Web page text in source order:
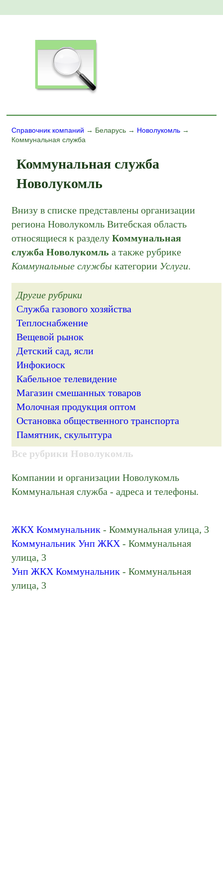
Справочник компаний → Беларусь → Новолукомль →
Коммунальная служба
Коммунальная служба
Новолукомль
Внизу в списке представлены организации
региона Новолукомль Витебская область
относящиеся к разделуКоммунальная
служба Новолукомль а также рубрике
Коммунальные службы категории Услуги.
Другие рубрики
Служба газового хозяйства
Теплоснабжение
Вещевой рынок
Детский сад, ясли
Инфокиоск
Кабельное телевидение
Магазин смешанных товаров
Молочная продукция оптом
Остановка общественного транспорта
Памятник, скульптура
Все рубрики Новолукомль
Компании и организации Новолукомль
Коммунальная служба - адреса и телефоны.
ЖКХ Коммунальник - Коммунальная улица, 3
Коммунальник Унп ЖКХ - Коммунальная
улица, 3
Унп ЖКХ Коммунальник - Коммунальная
улица, 3